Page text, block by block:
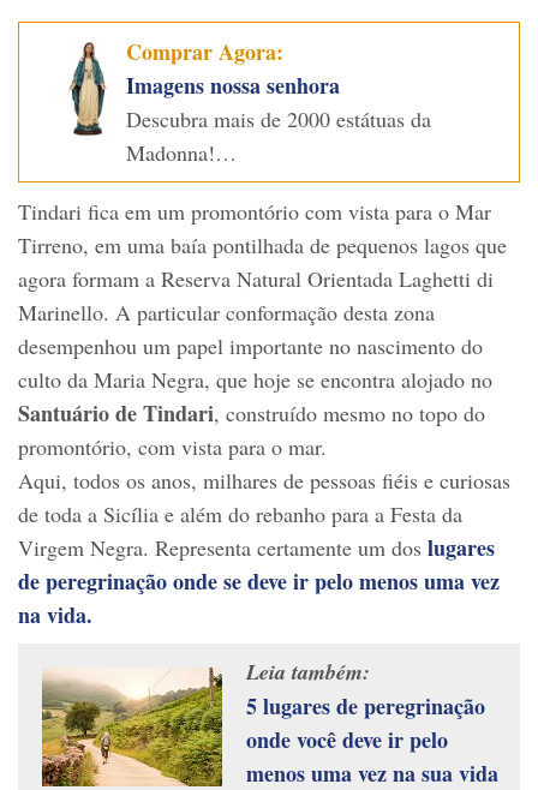
Comprar Agora:
Imagens nossa senhora
Descubra mais de 2000 estátuas da
Madonna!…
Tindari fica em um promontório com vista para o Mar
Tirreno, em uma baía pontilhada de pequenos lagos que
agora formam a Reserva Natural Orientada Laghetti di
Marinello. A particular conformação desta zona
desempenhou um papel importante no nascimento do
culto da Maria Negra, que hoje se encontra alojado no
Santuário de Tindari, construído mesmo no topo do
promontório, com vista para o mar.
Aqui, todos os anos, milhares de pessoas fiéis e curiosas
de toda a Sicília e além do rebanho para a Festa da
Virgem Negra. Representa certamente um dos lugares
de peregrinação onde se deve ir pelo menos uma vez
na vida.
Leia também:
5 lugares de peregrinação
onde você deve ir pelo
menos uma vez na sua vida